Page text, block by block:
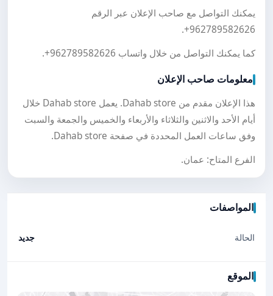
يمكنك التواصل مع صاحب الإعلان عبر الرقم
+962789582626
.
كما يمكنك التواصل من خلال واتساب +962789582626
.
معلومات صاحب الإعلان
هذا الإعلان مقدم من Dahab store. يعمل Dahab store خلال
أيام الأحد والاثنين والثلاثاء والأربعاء والخميس والجمعة والسبت
وفق ساعات العمل المحددة في صفحة Dahab store.
الفرع المتاح: عمان.
المواصفات
الحالة جديد
الموقع